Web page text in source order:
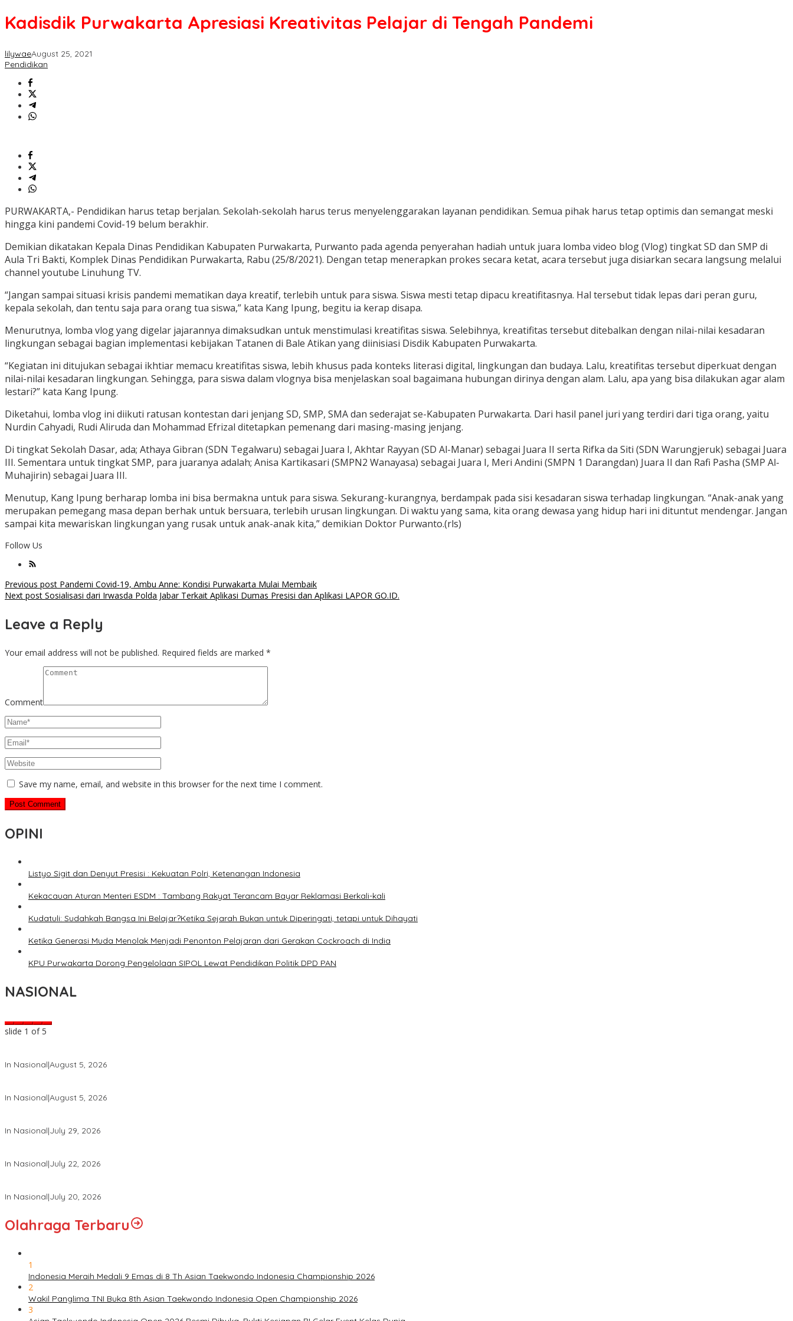
Kadisdik Purwakarta Apresiasi Kreativitas Pelajar di Tengah Pandemi
lilywaeAugust 25, 2021
Pendidikan
PURWAKARTA,- Pendidikan harus tetap berjalan. Sekolah-sekolah harus terus menyelenggarakan layanan pendidikan. Semua pihak harus tetap optimis dan semangat meski
hingga kini pandemi Covid-19 belum berakhir.
Demikian dikatakan Kepala Dinas Pendidikan Kabupaten Purwakarta, Purwanto pada agenda penyerahan hadiah untuk juara lomba video blog (Vlog) tingkat SD dan SMP di
Aula Tri Bakti, Komplek Dinas Pendidikan Purwakarta, Rabu (25/8/2021). Dengan tetap menerapkan prokes secara ketat, acara tersebut juga disiarkan secara langsung melalui
channel youtube Linuhung TV.
“Jangan sampai situasi krisis pandemi mematikan daya kreatif, terlebih untuk para siswa. Siswa mesti tetap dipacu kreatifitasnya. Hal tersebut tidak lepas dari peran guru,
kepala sekolah, dan tentu saja para orang tua siswa,” kata Kang Ipung, begitu ia kerap disapa.
Menurutnya, lomba vlog yang digelar jajarannya dimaksudkan untuk menstimulasi kreatifitas siswa. Selebihnya, kreatifitas tersebut ditebalkan dengan nilai-nilai kesadaran
lingkungan sebagai bagian implementasi kebijakan Tatanen di Bale Atikan yang diinisiasi Disdik Kabupaten Purwakarta.
“Kegiatan ini ditujukan sebagai ikhtiar memacu kreatifitas siswa, lebih khusus pada konteks literasi digital, lingkungan dan budaya. Lalu, kreatifitas tersebut diperkuat dengan
nilai-nilai kesadaran lingkungan. Sehingga, para siswa dalam vlognya bisa menjelaskan soal bagaimana hubungan dirinya dengan alam. Lalu, apa yang bisa dilakukan agar alam
lestari?” kata Kang Ipung.
Diketahui, lomba vlog ini diikuti ratusan kontestan dari jenjang SD, SMP, SMA dan sederajat se-Kabupaten Purwakarta. Dari hasil panel juri yang terdiri dari tiga orang, yaitu
Nurdin Cahyadi, Rudi Aliruda dan Mohammad Efrizal ditetapkan pemenang dari masing-masing jenjang.
Di tingkat Sekolah Dasar, ada; Athaya Gibran (SDN Tegalwaru) sebagai Juara I, Akhtar Rayyan (SD Al-Manar) sebagai Juara II serta Rifka da Siti (SDN Warungjeruk) sebagai Juara
III. Sementara untuk tingkat SMP, para juaranya adalah; Anisa Kartikasari (SMPN2 Wanayasa) sebagai Juara I, Meri Andini (SMPN 1 Darangdan) Juara II dan Rafi Pasha (SMP Al-
Muhajirin) sebagai Juara III.
Menutup, Kang Ipung berharap lomba ini bisa bermakna untuk para siswa. Sekurang-kurangnya, berdampak pada sisi kesadaran siswa terhadap lingkungan. “Anak-anak yang
merupakan pemegang masa depan berhak untuk bersuara, terlebih urusan lingkungan. Di waktu yang sama, kita orang dewasa yang hidup hari ini dituntut mendengar. Jangan
sampai kita mewariskan lingkungan yang rusak untuk anak-anak kita,” demikian Doktor Purwanto.(rls)
Follow Us
Post
navigation
Previous post Pandemi Covid-19, Ambu Anne: Kondisi Purwakarta Mulai Membaik
Next post Sosialisasi dari Irwasda Polda Jabar Terkait Aplikasi Dumas Presisi dan Aplikasi LAPOR GO.ID.
Leave a Reply
Your email address will not be published. Required fields are marked *
Comment
Save my name, email, and website in this browser for the next time I comment.
OPINI
Listyo Sigit dan Denyut Presisi : Kekuatan Polri, Ketenangan Indonesia
Kekacauan Aturan Menteri ESDM : Tambang Rakyat Terancam Bayar Reklamasi Berkali-kali
Kudatuli: Sudahkah Bangsa Ini Belajar?Ketika Sejarah Bukan untuk Diperingati, tetapi untuk Dihayati
Ketika Generasi Muda Menolak Menjadi Penonton Pelajaran dari Gerakan Cockroach di India
KPU Purwakarta Dorong Pengelolaan SIPOL Lewat Pendidikan Politik DPD PAN
NASIONAL
slide 2 of 5
Olahraga Terbaru
1
Indonesia Meraih Medali 9 Emas di 8 Th Asian Taekwondo Indonesia Championship 2026
2
Wakil Panglima TNI Buka 8th Asian Taekwondo Indonesia Open Championship 2026
3